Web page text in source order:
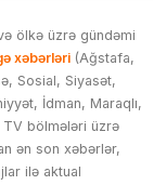
ölkə üzrə gündəmi
xəbərləri (Ağstafa,
Sosial, Siyasət,
İdman, Maraqlı,
bölmələri üzrə
ən son xəbərlər,
ilə aktual